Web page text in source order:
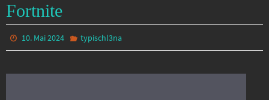
Fortnite
10. Mai 2024 typischl3na